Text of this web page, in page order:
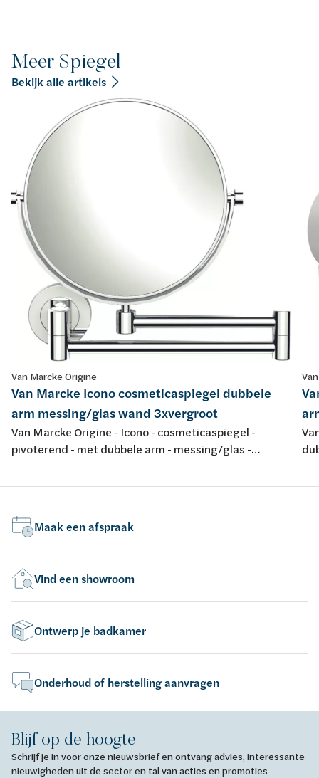
Meer Spiegel
Bekijk alle artikels
Van Marcke Origine
Van Marcke Icono cosmeticaspiegel dubbele
arm messing/glas wand 3xvergroot
Van Marcke Origine - Icono - cosmeticaspiegel -
pivoterend - met dubbele arm - messing/glas -
Maak een afspraak
Vind een showroom
Ontwerp je badkamer
Onderhoud of herstelling aanvragen
Blijf op de hoogte
Schrijf je in voor onze nieuwsbrief en ontvang advies, interessante
nieuwigheden uit de sector en tal van acties en promoties